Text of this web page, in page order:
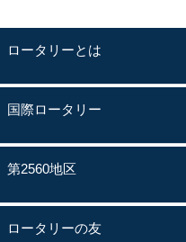
ロータリーとは
国際ロータリー
第2560地区
ロータリーの友